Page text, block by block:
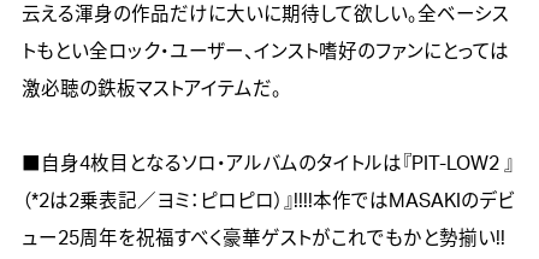
云える渾身の作品だけに大いに期待して欲しい。全ベーシス
トもとい全ロック・ユーザー、インスト嗜好のファンにとっては
激必聴の鉄板マストアイテムだ。
■自身4枚目となるソロ・アルバムのタイトルは『PIT-LOW2 』
（*2は2乗表記／ヨミ：ピロピロ）』!!!!本作ではMASAKIのデビ
ュー25周年を祝福すべく豪華ゲストがこれでもかと勢揃い!!